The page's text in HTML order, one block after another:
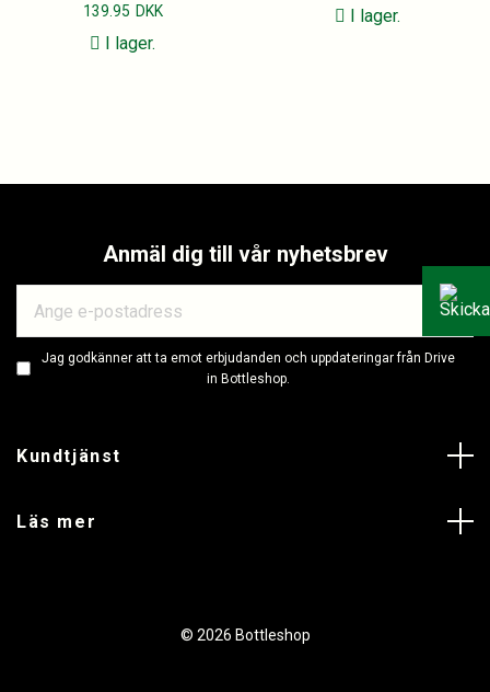
139.95 DKK
I lager.
I lager.
Anmäl dig till vår nyhetsbrev
Jag godkänner att ta emot erbjudanden och uppdateringar från Drive
in Bottleshop.
Kundtjänst
Läs mer
© 2026 Bottleshop